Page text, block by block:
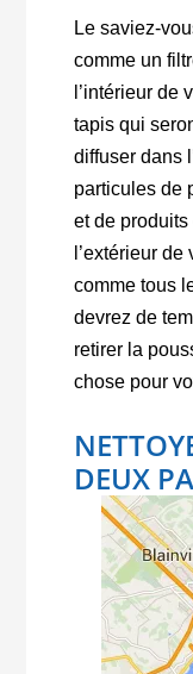
Le saviez-
comme un
l’intérieur de
tapis qui
diffuser dans
particules de
et de
l’extérieur
comme tous
devrez de
retirer la
chose pour
DEUX